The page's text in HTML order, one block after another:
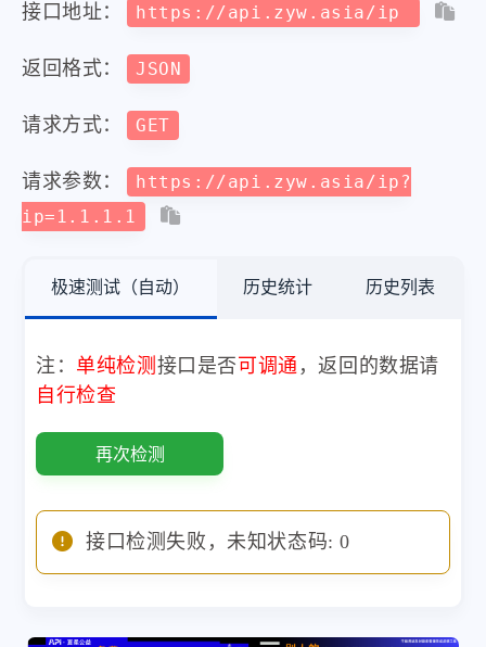
接口地址： https://api.zyw.asia/ip
返回格式： JSON
请求方式： GET
请求参数：
https://api.zyw.asia/ip?
ip=1.1.1.1
极速测试（自动） 历史统计 历史列表
注： 单纯检测 接口是否 可调通 ，返回的数据请
自行检查
再次检测
接口检测失败，未知状态码: 0